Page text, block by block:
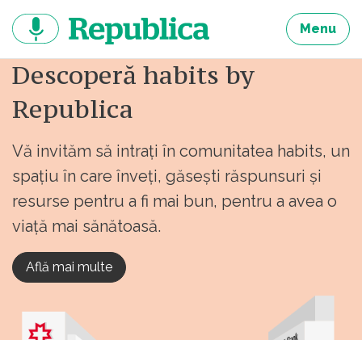
continut
Menu
Descoperă habits by
Republica
Vă invităm să intrați în comunitatea habits, un
spațiu în care înveți, găsești răspunsuri și
resurse pentru a fi mai bun, pentru a avea o
viață mai sănătoasă.
Află mai multe